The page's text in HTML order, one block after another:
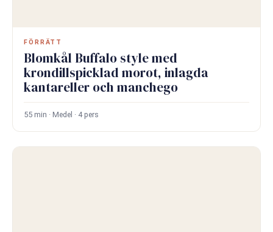
FÖRRÄTT
Blomkål Buffalo style med
krondillspicklad morot, inlagda
kantareller och manchego
55 min · Medel · 4 pers